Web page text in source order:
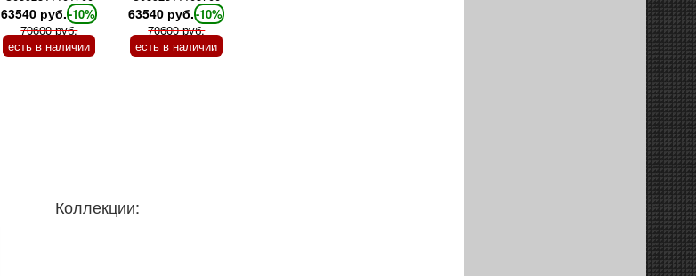
63540 руб.-10%
70600 руб.
есть в наличии
63540 руб.-10%
70600 руб.
есть в наличии
Коллекции: